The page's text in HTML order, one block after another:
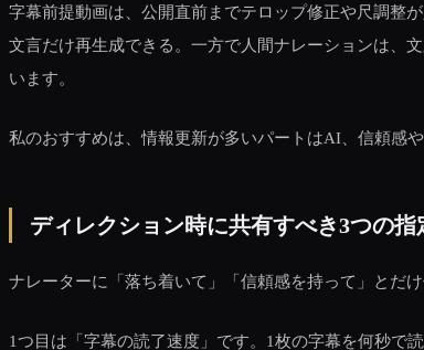
字幕前提動画は、公開直前までテロップ修正や尺調整
文言だけ再生成できる。一方で人間ナレーションは、
います。
私のおすすめは、情報更新が多いパートはAI、信頼感
ディレクション時に共有すべき3つの指
ナレーターに「落ち着いて」「信頼感を持って」とだ
1つ目は「字幕の読了速度」です。1枚の字幕を何秒で